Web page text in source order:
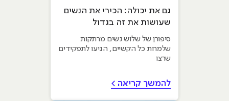
גם את יכולה: הכירי את הנשים
שעושות את זה בגדול
סיפורן של שלוש נשים מרתקות
שלמרות כל הקשיים, הגיעו לתפקידים
שרצו
להמשך קריאה >